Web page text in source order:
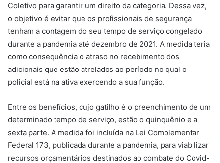
Coletivo para garantir um direito da categoria. Dessa vez,
o objetivo é evitar que os profissionais de segurança
tenham a contagem do seu tempo de serviço congelado
durante a pandemia até dezembro de 2021. A medida teria
como consequência o atraso no recebimento dos
adicionais que estão atrelados ao período no qual o
policial está na ativa exercendo a sua função.
Entre os benefícios, cujo gatilho é o preenchimento de um
determinado tempo de serviço, estão o quinquênio e a
sexta parte. A medida foi incluída na Lei Complementar
Federal 173, publicada durante a pandemia, para viabilizar
recursos orçamentários destinados ao combate do Covid-